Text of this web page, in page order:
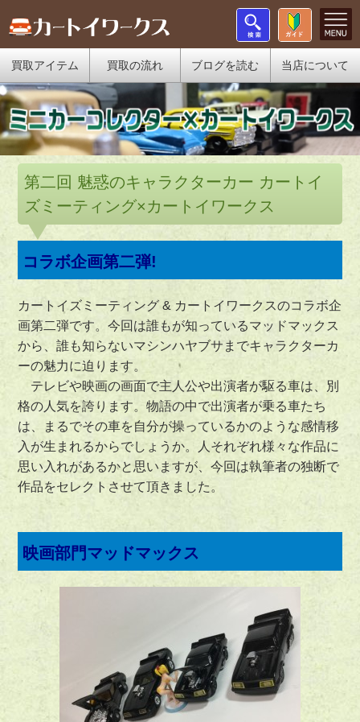
買取アイテム 買取の流れ ブログを読む 当店について
第二回 魅惑のキャラクターカー カートイ
ズミーティング×カートイワークス
コラボ企画第二弾!
カートイズミーティング & カートイワークスのコラボ企
画第二弾です。今回は誰もが知っているマッドマックス
から、誰も知らないマシンハヤブサまでキャラクターカ
ーの魅力に迫ります。
テレビや映画の画面で主人公や出演者が駆る車は、別
格の人気を誇ります。物語の中で出演者が乗る車たち
は、まるでその車を自分が操っているかのような感情移
入が生まれるからでしょうか。人それぞれ様々な作品に
思い入れがあるかと思いますが、今回は執筆者の独断で
作品をセレクトさせて頂きました。
映画部門マッドマックス